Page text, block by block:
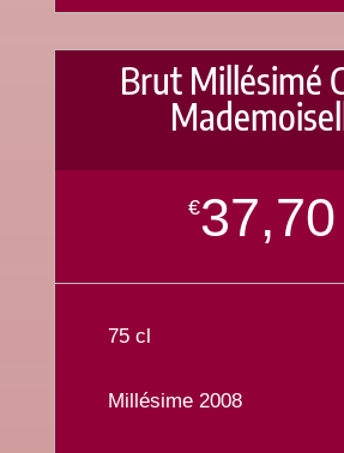
Brut Millésimé
€37,70
75 cl
Millésime 2008